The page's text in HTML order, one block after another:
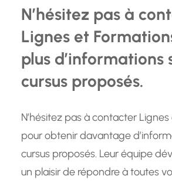
N’hésitez pas à
Lignes et
plus d’informations
cursus proposés.
N’hésitez pas à contacter
pour obtenir davantage
cursus proposés. Leur équipe
un plaisir de répondre à toutes